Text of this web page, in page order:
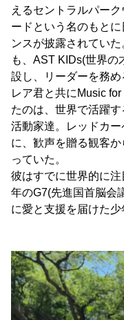
えるセントラルパー
ードという名のもと
ンスが披露されてい
も、AST KIDs(世界の
設し、リーダーを務め
レア君と共にMusic
たのは、世界で活躍
活動家達。レッドカ
に、歓声を贈る観客
っていた。
彼はすでに世界的に
年のG7(先進国首脳会
に愛と支援を届けた少